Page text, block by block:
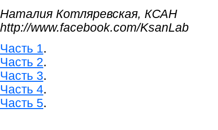
Наталия Котляревская, КСАН
http://www.facebook.com/KsanLab
Часть 1.
Часть 2.
Часть 3.
Часть 4.
Часть 5.